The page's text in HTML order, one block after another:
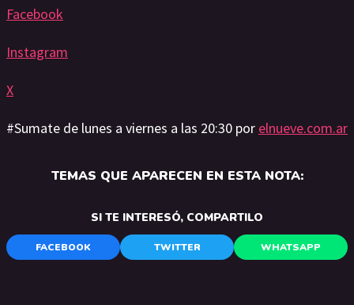
Facebook
Instagram
X
#Sumate de lunes a viernes a las 20:30 por elnueve.com.ar
TEMAS QUE APARECEN EN ESTA NOTA:
SI TE INTERESÓ, COMPARTILO
FACEBOOK TWITTER WHATSAPP